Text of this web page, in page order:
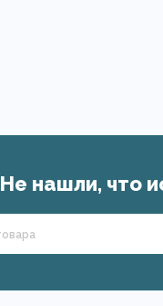
Не нашли, что